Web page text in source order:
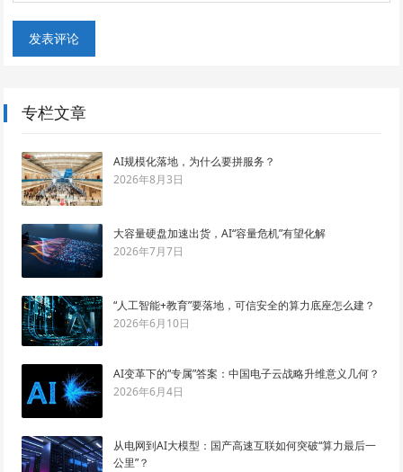
专栏文章
AI规模化落地，为什么要拼服务？
2026年8月3日
大容量硬盘加速出货，AI“容量危机”有望化解
2026年7月7日
“人工智能+教育”要落地，可信安全的算力底座怎么建？
2026年6月10日
AI变革下的“专属”答案：中国电子云战略升维意义几何？
2026年6月4日
从电网到AI大模型：国产高速互联如何突破“算力最后一
公里”？